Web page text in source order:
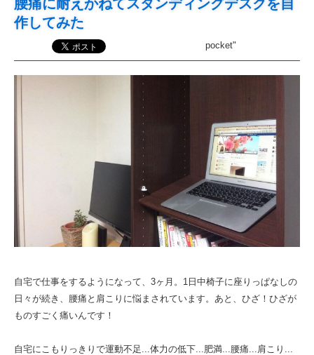
腰痛に耐えかねてスタンディングデスクを自
作してみた
pocket"
自宅で仕事をするようになって、3ヶ月。1日中椅子に座りっぱなしの
日々が続き、腰痛と肩こりに悩まされています。あと、ひざ！ひざが
ものすごく痛いんです！
自宅にこもりっきりで運動不足...体力の低下...肥満...腰痛...肩こり...